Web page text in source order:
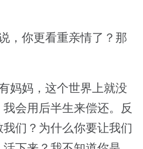
，你更看重亲情了？那
妈妈，这个世界上就没
会用后半生来偿还。反
们？为什么你要让我们